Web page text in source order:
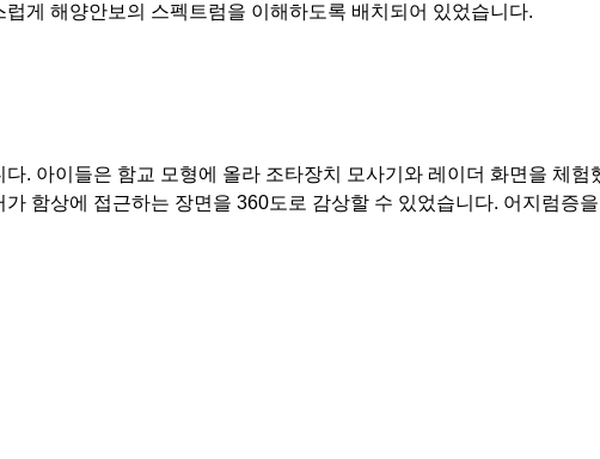
게 해양안보의 스펙트럼을 이해하도록 배치되어 있었습니다.
. 아이들은 함교 모형에 올라 조타장치 모사기와 레이더 화면을 체험
함상에 접근하는 장면을 360도로 감상할 수 있었습니다. 어지럼증